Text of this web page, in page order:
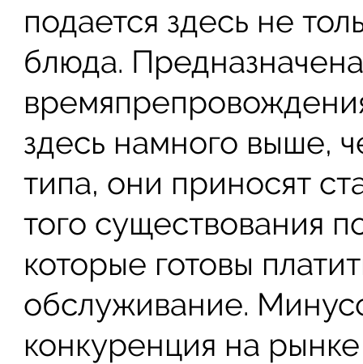
подается здесь не
блюда.
здесь намного выше,
типа, они приносят
того существования
которые готовы
обслуживание.
конкуренция на